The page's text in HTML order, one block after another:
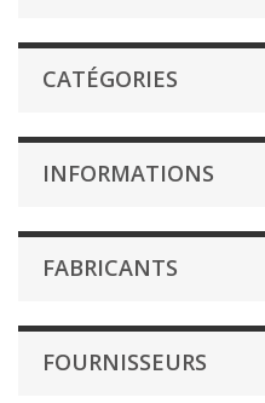
CATÉGORIES
INFORMATIONS
FABRICANTS
FOURNISSEURS